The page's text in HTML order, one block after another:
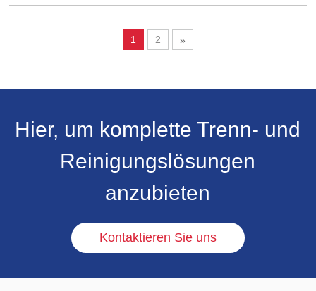
1
2 »
Hier, um komplette Trenn- und
Reinigungslösungen
anzubieten
Kontaktieren Sie uns